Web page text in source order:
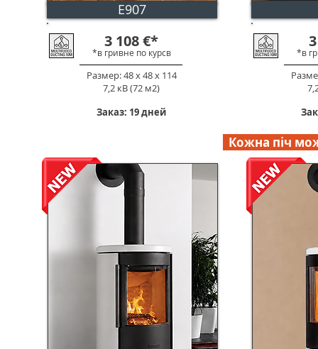
3 108€*
*в гривне по курсв
Размер: 48 х 48 х 114
7,2 кВ (72 м2)
Заказ: 19 дней
E907
*в
Кожна піч